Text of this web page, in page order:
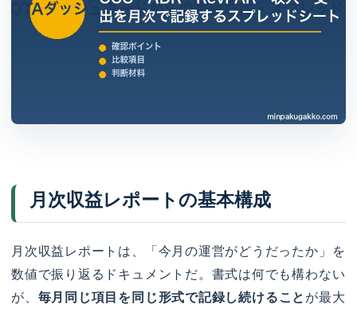
月次収益レポートの基本構成
月次収益レポートは、「今月の運営がどうだったか」を
数値で振り返るドキュメントだ。書式は何でも構わない
が、 毎月同じ項目を同じ形式で記録し続けること が最大